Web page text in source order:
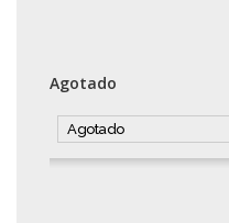
Agotado
Agotado